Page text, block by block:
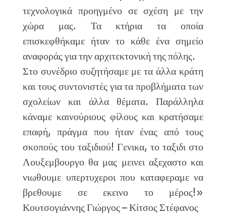
τεχνολογικά προηγμένο σε σχέση με την
χώρα μας. Τα κτήρια τα οποία
επισκεφθήκαμε ήταν το κάθε ένα σημείο
αναφοράς για την αρχιτεκτονική της πόλης.
Στο συνέδριο συζητήσαμε με τα άλλα κράτη
και τους συντονιστές για τα προβλήματα των
σχολείων και άλλα θέματα. Παράλληλα
κάναμε καινούριους φίλους και κρατήσαμε
επαφή, πράγμα που ήταν ένας από τους
σκοπούς του ταξιδιού! Γενικα, το ταξιδι στο
Λουξεμβουργο θα μας μεινει αξεχαστο και
νιωθουμε υπερτυχεροι που καταφεραμε να
βρεθουμε σε εκεινο το μέρος!»
Κουτσογιάννης Γιώργος – Κίτσος Στέφανος